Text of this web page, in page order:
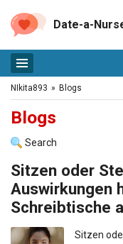
Date-a-
NIkita893 » Blogs
Blogs
Search
Sitzen oder
Auswirkungen
Schreibtische
Sitzen